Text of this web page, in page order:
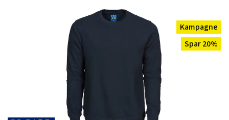
Kampagne
Spar 20%